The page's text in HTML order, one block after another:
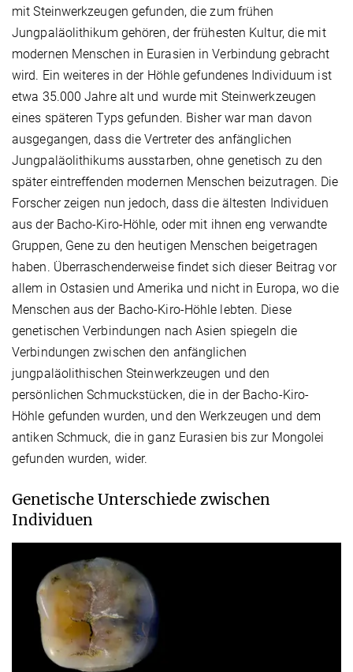
mit Steinwerkzeugen gefunden, die zum frühen
Jungpaläolithikum gehören, der frühesten Kultur, die mit
modernen Menschen in Eurasien in Verbindung gebracht
wird. Ein weiteres in der Höhle gefundenes Individuum ist
etwa 35.000 Jahre alt und wurde mit Steinwerkzeugen
eines späteren Typs gefunden. Bisher war man davon
ausgegangen, dass die Vertreter des anfänglichen
Jungpaläolithikums ausstarben, ohne genetisch zu den
später eintreffenden modernen Menschen beizutragen. Die
Forscher zeigen nun jedoch, dass die ältesten Individuen
aus der Bacho-Kiro-Höhle, oder mit ihnen eng verwandte
Gruppen, Gene zu den heutigen Menschen beigetragen
haben. Überraschenderweise findet sich dieser Beitrag vor
allem in Ostasien und Amerika und nicht in Europa, wo die
Menschen aus der Bacho-Kiro-Höhle lebten. Diese
genetischen Verbindungen nach Asien spiegeln die
Verbindungen zwischen den anfänglichen
jungpaläolithischen Steinwerkzeugen und den
persönlichen Schmuckstücken, die in der Bacho-Kiro-
Höhle gefunden wurden, und den Werkzeugen und dem
antiken Schmuck, die in ganz Eurasien bis zur Mongolei
gefunden wurden, wider.
Genetische Unterschiede zwischen
Individuen